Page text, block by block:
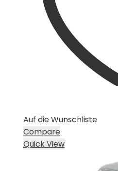
Auf die Wunschliste
Compare
Quick View